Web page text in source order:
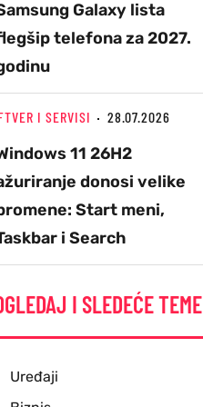
Galaxy lista
telefona za 2027.
I SERVISI 28.07.2026
11 26H2
donosi velike
Start meni,
i Search
I SLEDEĆE TEME
Uređaji